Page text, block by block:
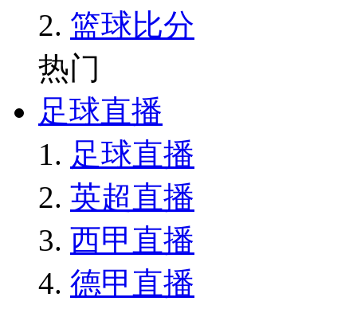
篮球比分
热门
足球直播
足球直播
英超直播
西甲直播
德甲直播